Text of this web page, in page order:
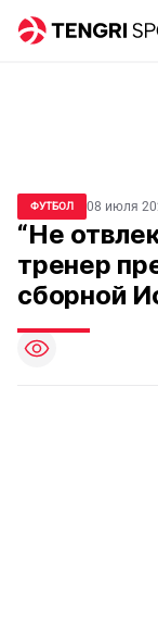
ФУТБОЛ 08 июля
“Не
тренер
сборной